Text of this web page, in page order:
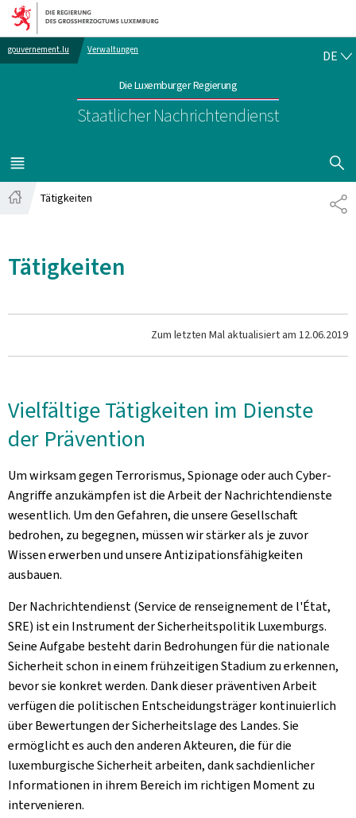
Zur Hauptnavigation
Zum Inhalt
gouvernement.lu Verwaltungen
Die Luxemburger Regierung
Staatlicher Nachrichtendienst
DE
MENÜ
HAUPT-
Tätigkeiten
Tätigkeiten
Zum letzten Mal aktualisiert am 12.06.2019
Vielfältige Tätigkeiten im Dienste
der Prävention
Um wirksam gegen Terrorismus, Spionage oder auch Cyber-
Angriffe anzukämpfen ist die Arbeit der Nachrichtendienste
wesentlich. Um den Gefahren, die unsere Gesellschaft
bedrohen, zu begegnen, müssen wir stärker als je zuvor
Wissen erwerben und unsere Antizipationsfähigkeiten
ausbauen.
Der Nachrichtendienst (Service de renseignement de l'État,
SRE) ist ein Instrument der Sicherheitspolitik Luxemburgs.
Seine Aufgabe besteht darin Bedrohungen für die nationale
Sicherheit schon in einem frühzeitigen Stadium zu erkennen,
bevor sie konkret werden. Dank dieser präventiven Arbeit
verfügen die politischen Entscheidungsträger kontinuierlich
über Bewertungen der Sicherheitslage des Landes. Sie
ermöglicht es auch den anderen Akteuren, die für die
luxemburgische Sicherheit arbeiten, dank sachdienlicher
Informationen in ihrem Bereich im richtigen Moment zu
intervenieren.